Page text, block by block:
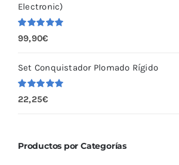
Electronic)
Valorado
con 5.00
99,90€
Set Conquistador Plomado Rígido
Valorado
con
5.00
22,25€
Productos por Categorías